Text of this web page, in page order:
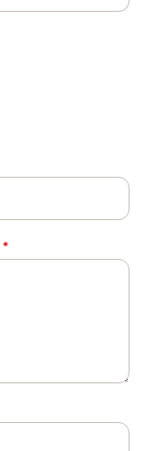
*